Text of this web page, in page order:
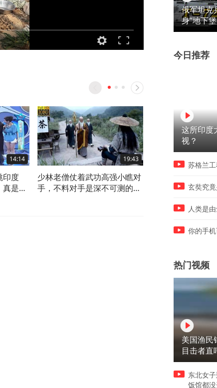
14:14
印度
是太
19:43
少林老僧仗着武功高强小瞧对
手，不料对手是深不可测的高
俄军坦克
身“地下
今日推荐
这所印度
视？
苏格兰
玄奘究
人类是
你的手
热门视频
美国渔民
目击者直
息）
东北女
饭馆都